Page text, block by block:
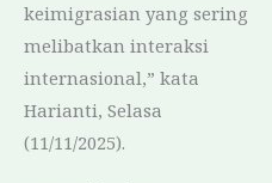
keimigrasian yang sering
melibatkan interaksi
internasional,” kata
Harianti, Selasa
(11/11/2025).